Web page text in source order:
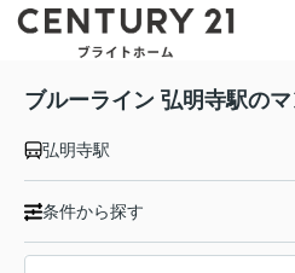
ブルーライン 弘明寺駅の
弘明寺駅
条件から探す